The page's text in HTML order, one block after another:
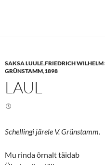
h
o
n
w
i
t
O
p
s
i
h
o
n
O
n
s
SAKSA LUULE,FRIEDRICH WILHELM
GRÜNSTAMM,1898
LAUL
Schellingi järele V. Grünstamm.
Mu rinda õrnalt täidab